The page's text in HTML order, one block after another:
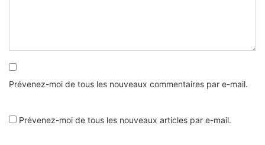
Prévenez-moi de tous les nouveaux commentaires par e-mail.
Prévenez-moi de tous les nouveaux articles par e-mail.